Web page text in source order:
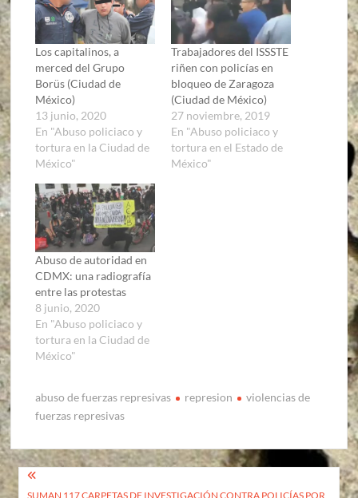
Los capitalinos, a
merced del Grupo
Borüs (Ciudad de
México)
13 junio, 2020
En "Abuso policiaco y
tortura en la Ciudad de
México"
Trabajadores del ISSSTE
riñen con policías en
bloqueo de Zaragoza
(Ciudad de México)
27 noviembre, 2019
En "Abuso policiaco y
tortura en el Estado de
México"
Abuso de autoridad en
CDMX: una radiografía
entre las protestas
8 junio, 2020
En "Abuso policiaco y
tortura en la Ciudad de
México"
abuso de fuerzas represivas represion
violencias de
fuerzas represivas
Navegación
SUMAN 117 CARPETAS DE INVESTIGACIÓN CONTRA POLICÍAS POR